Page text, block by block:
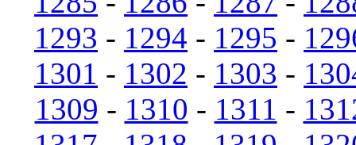
1293 - 1294 - 1295 -
1301 - 1302 - 1303 -
1309 - 1310 - 1311 -